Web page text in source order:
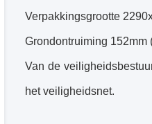
Verpakkingsgrootte
Grondontruiming 152mm
Van de
het veiligheidsnet.